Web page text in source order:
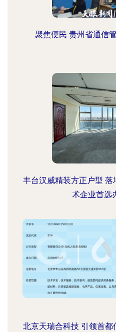
聚焦便民 贵州省通信
丰台汉威精装方正户型
术企业首选
北京天瑞合科技 引领首